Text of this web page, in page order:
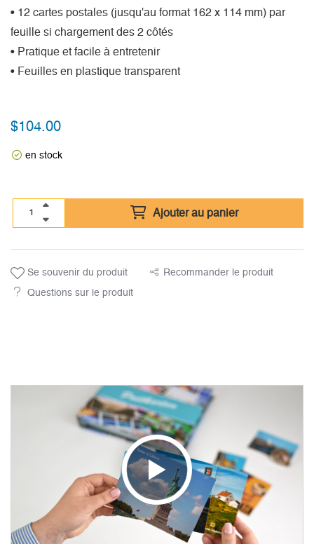
• 12 cartes postales (jusqu'au format 162 x 114 mm) par
feuille si chargement des 2 côtés
• Pratique et facile à entretenir
• Feuilles en plastique transparent
$104.00
en stock
Ajouter au panier
Se souvenir du produit Recommander le produit
Questions sur le produit